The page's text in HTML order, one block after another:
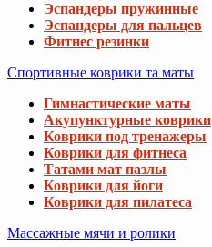
Эспандеры пружинные
Эспандеры для пальцев
Фитнес резинки
Спортивные коврики та маты
Гимнастические маты
Акупунктурные коврики
Коврики под тренажеры
Коврики для фитнеса
Татами мат пазлы
Коврики для йоги
Коврики для пилатеса
Массажные мячи и ролики